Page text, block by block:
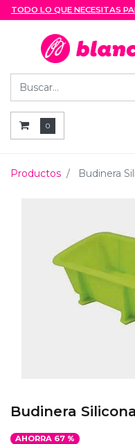
TODO LO QUE NECESITAS
0
Productos Budinera
Budinera Silicona
AHORRA 67%